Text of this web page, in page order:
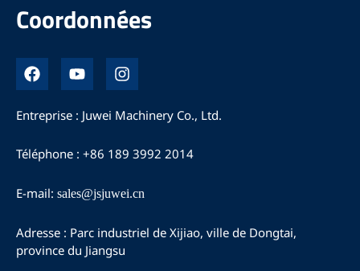
Coordonnées
F
a
c
e
o
o
Y
o
u
t
u
e
I
n
s
t
g
r
m
Entreprise : Juwei Machinery Co., Ltd.
Téléphone : +86 189 3992 2014
E-mail: sales@jsjuwei.cn
Adresse : Parc industriel de Xijiao, ville de Dongtai,
province du Jiangsu